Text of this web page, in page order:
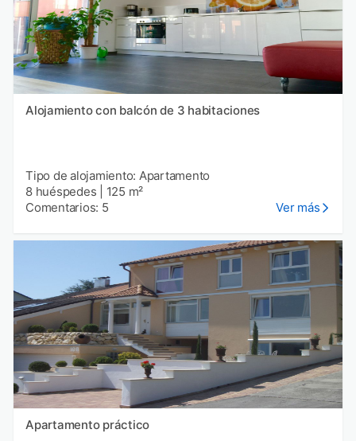
Alojamiento con balcón de 3 habitaciones
Tipo de alojamiento: Apartamento
8 huéspedes
125 m²
Comentarios: 5
Ver más
Apartamento práctico